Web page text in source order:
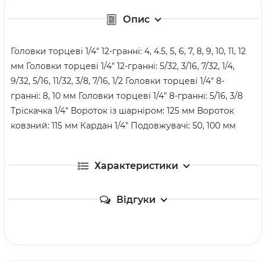
Опис
Головки торцеві 1/4" 12-гранні: 4, 4.5, 5, 6, 7, 8, 9, 10, 11, 12
мм Головки торцеві 1/4" 12-гранні: 5/32, 3/16, 7/32, 1/4,
9/32, 5/16, 11/32, 3/8, 7/16, 1/2 Головки торцеві 1/4" 8-
гранні: 8, 10 мм Головки торцеві 1/4" 8-гранні: 5/16, 3/8
Тріскачка 1/4" Вороток із шарніром: 125 мм Вороток
ковзний: 115 мм Кардан 1/4" Подовжувачі: 50, 100 мм
Характеристики
Відгуки